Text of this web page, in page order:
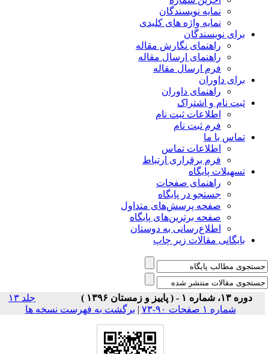
نمایه نویسندگان
نمایه واژه های کلیدی
برای نویسندگان
راهنمای نگارش مقاله
راهنمای ارسال مقاله
فرم ارسال مقاله
برای داوران
راهنمای داوران
ثبت نام و اشتراک
اطلاعات ثبت نام
فرم ثبت نام
تماس با ما
اطلاعات تماس
فرم برقراری ارتباط
تسهیلات پایگاه
راهنمای صفحات
جستجو در پایگاه
صفحه پرسش‌های متداول
صفحه برترین‌های پایگاه
اطلاع‌رسانی به دوستان
بایگانی مقالات زیر چاپ
دوره ۱۳، شماره ۱ - ( پاییز و زمستان ۱۳۹۶ )
جلد ۱۳
شماره ۱ صفحات ۹۰-۷۳
|برگشت به فهرست نسخه ها